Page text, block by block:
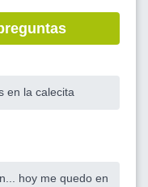
en la calecita
hoy me quedo en